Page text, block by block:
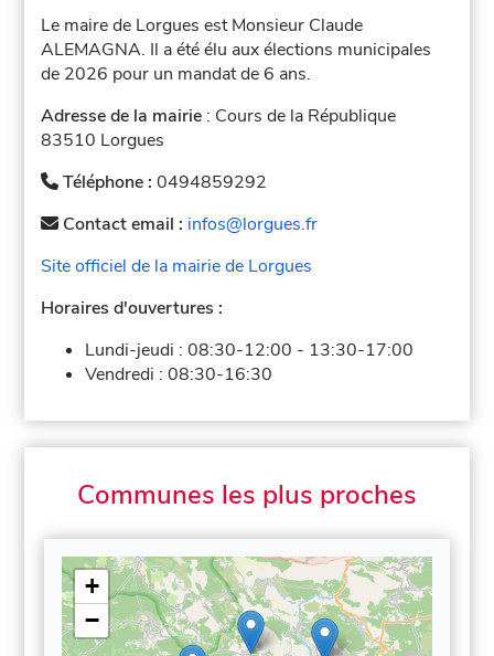
Le maire de Lorgues est Monsieur Claude
ALEMAGNA. Il a été élu aux élections municipales
de 2026 pour un mandat de 6 ans.
Adresse de la mairie : Cours de la République
83510 Lorgues
Téléphone :0494859292
Contact email : infos@lorgues.fr
Site officiel de la mairie de Lorgues
Horaires d'ouvertures :
Lundi-jeudi :08:30-12:00 - 13:30-17:00
Vendredi :08:30-16:30
Communes les plus proches
+
−